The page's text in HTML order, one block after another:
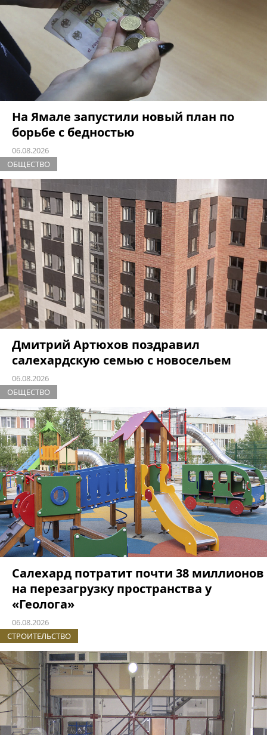
На Ямале запустили новый план по
борьбе с бедностью
06.08.2026
ОБЩЕСТВО
Дмитрий Артюхов поздравил
салехардскую семью с новосельем
06.08.2026
ОБЩЕСТВО
Салехард потратит почти 38 миллионов
на перезагрузку пространства у
«Геолога»
06.08.2026
СТРОИТЕЛЬСТВО